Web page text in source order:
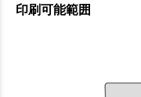
印刷可能範囲